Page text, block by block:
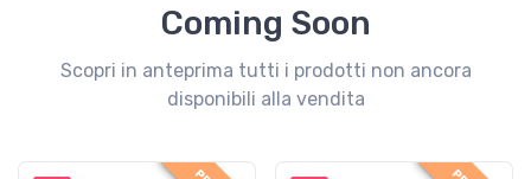
Coming Soon
Scopri in anteprima tutti i prodotti non ancora
disponibili alla vendita